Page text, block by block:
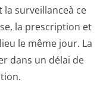
la surveillanceà ce
la prescription et
le même jour. La
dans un délai de